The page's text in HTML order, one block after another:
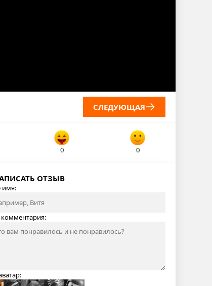
СЛЕДУЮЩАЯ
0 0
ОТЗЫВ
имя:
комментария: